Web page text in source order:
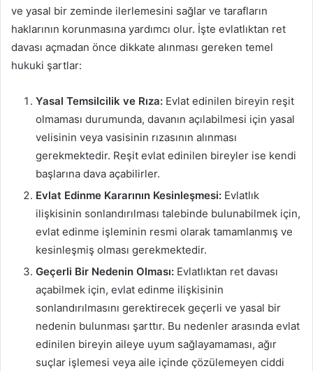
ve yasal bir zeminde ilerlemesini sağlar ve tarafların
haklarının korunmasına yardımcı olur. İşte evlatlıktan ret
davası açmadan önce dikkate alınması gereken temel
hukuki şartlar:
Yasal Temsilcilik ve Rıza: Evlat edinilen bireyin reşit
olmaması durumunda, davanın açılabilmesi için yasal
velisinin veya vasisinin rızasının alınması
gerekmektedir. Reşit evlat edinilen bireyler ise kendi
başlarına dava açabilirler.
Evlat Edinme Kararının Kesinleşmesi: Evlatlık
ilişkisinin sonlandırılması talebinde bulunabilmek için,
evlat edinme işleminin resmi olarak tamamlanmış ve
kesinleşmiş olması gerekmektedir.
Geçerli Bir Nedenin Olması: Evlatlıktan ret davası
açabilmek için, evlat edinme ilişkisinin
sonlandırılmasını gerektirecek geçerli ve yasal bir
nedenin bulunması şarttır. Bu nedenler arasında evlat
edinilen bireyin aileye uyum sağlayamaması, ağır
suçlar işlemesi veya aile içinde çözülemeyen ciddi